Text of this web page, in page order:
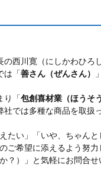
西川寛（にしかわひろ
は「善さん（ぜんさん）
り「包創喜材業（ほうそ
社では多種な商品を取扱
たい」「いや、ちゃん
希望に添えるよう努力
？）」と気軽にお問合せ